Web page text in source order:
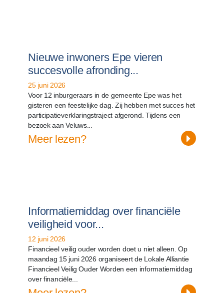
Nieuwe inwoners Epe vieren
succesvolle afronding...
25 juni 2026
Voor 12 inburgeraars in de gemeente Epe was het
gisteren een feestelijke dag. Zij hebben met succes het
participatieverklaringstraject afgerond. Tijdens een
bezoek aan Veluws...
Meer lezen?
Informatiemiddag over financiële
veiligheid voor...
12 juni 2026
Financieel veilig ouder worden doet u niet alleen. Op
maandag 15 juni 2026 organiseert de Lokale Alliantie
Financieel Veilig Ouder Worden een informatiemiddag
over financiële...